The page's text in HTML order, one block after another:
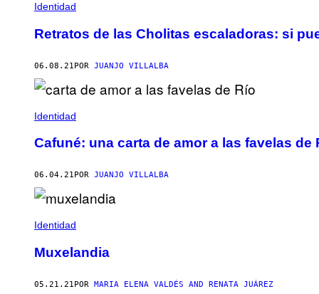
Identidad
Retratos de las Cholitas escaladoras: si
06.08.21POR JUANJO VILLALBA
Identidad
Cafuné: una carta de amor a las favelas de
06.04.21 POR JUANJO VILLALBA
Identidad
Muxelandia
05.21.21POR MARIA ELENA VALDÉS AND RENATA JUÁREZ